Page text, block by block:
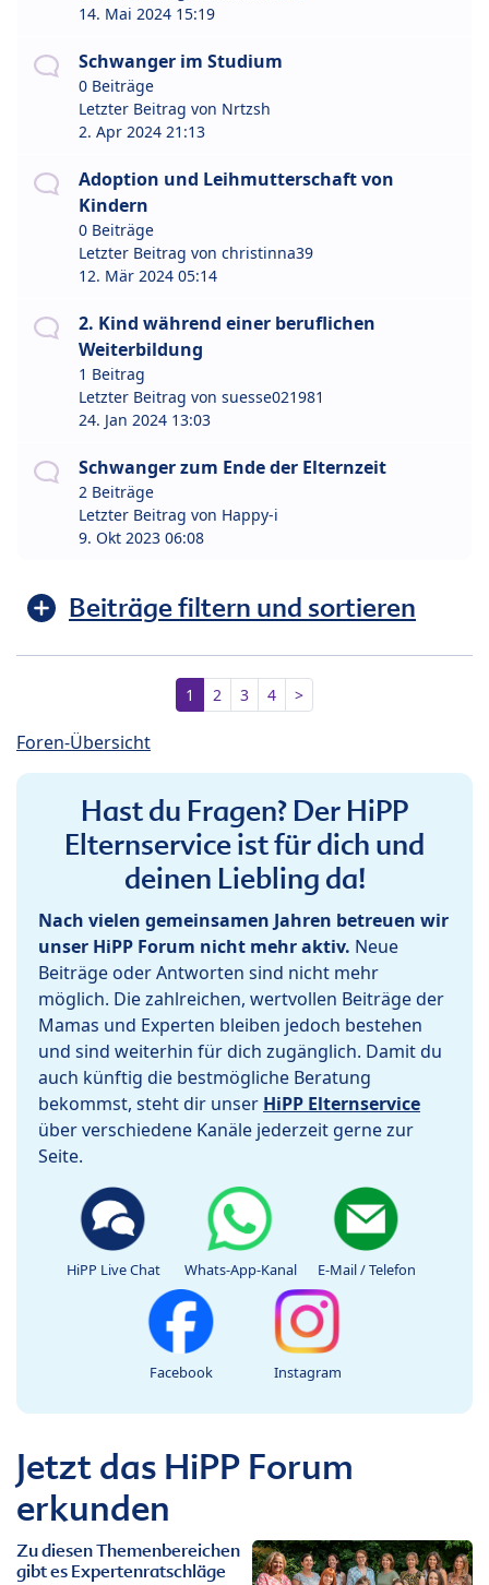
14. Mai 2024 15:19
Schwanger im Studium
0 Beiträge
Letzter Beitrag von Nrtzsh
2. Apr 2024 21:13
Adoption und Leihmutterschaft von
Kindern
0 Beiträge
Letzter Beitrag von christinna39
12. Mär 2024 05:14
2. Kind während einer beruflichen
Weiterbildung
1 Beitrag
Letzter Beitrag von suesse021981
24. Jan 2024 13:03
Schwanger zum Ende der Elternzeit
2 Beiträge
Letzter Beitrag von Happy-i
9. Okt 2023 06:08
Beiträge filtern und sortieren
1 2 3 4 >
Foren-Übersicht
Hast du Fragen? Der HiPP
Elternservice ist für dich und
deinen Liebling da!
Nach vielen gemeinsamen Jahren betreuen wir
unser HiPP Forum nicht mehr aktiv. Neue
Beiträge oder Antworten sind nicht mehr
möglich. Die zahlreichen, wertvollen Beiträge der
Mamas und Experten bleiben jedoch bestehen
und sind weiterhin für dich zugänglich. Damit du
auch künftig die bestmögliche Beratung
bekommst, steht dir unser HiPP Elternservice
über verschiedene Kanäle jederzeit gerne zur
Seite.
HiPP Live Chat Whats-App-Kanal E-Mail / Telefon
Facebook Instagram
Jetzt das HiPP Forum
erkunden
Zu diesen Themenbereichen
gibt es Expertenratschläge